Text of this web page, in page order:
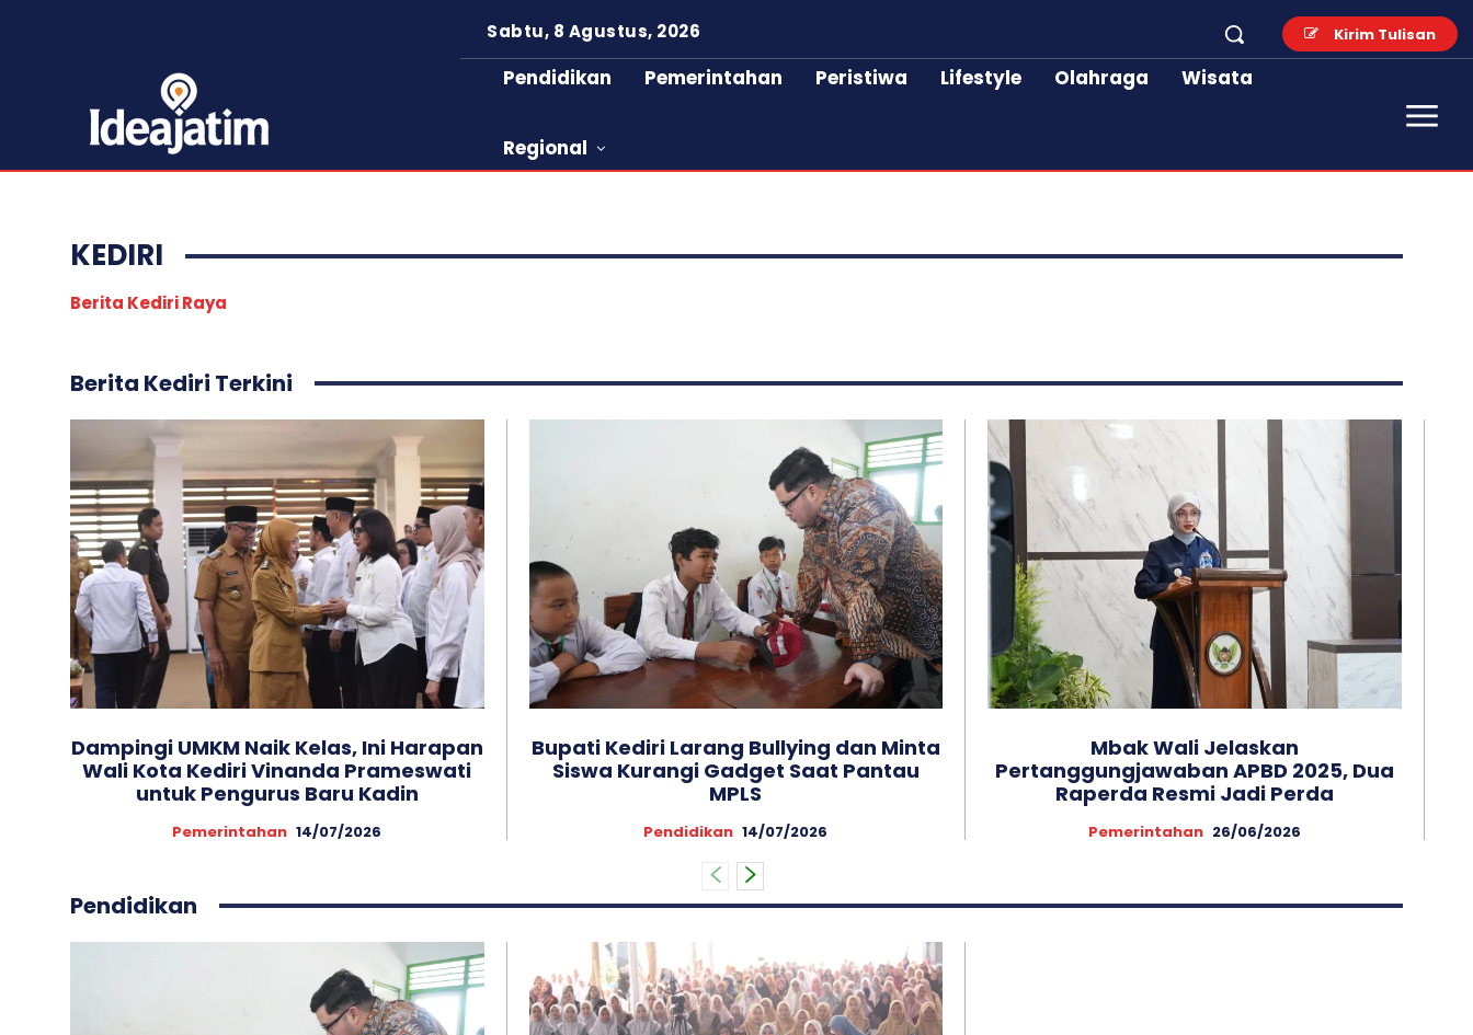
Kirim Tulisan
Sabtu, 8 Agustus, 2026
Pendidikan Pemerintahan Peristiwa Lifestyle Olahraga Wisata
Regional
KEDIRI
Berita Kediri Raya
Berita Kediri Terkini
Dampingi UMKM Naik Kelas, Ini Harapan
Wali Kota Kediri Vinanda Prameswati
untuk Pengurus Baru Kadin
Pemerintahan 14/07/2026
Bupati Kediri Larang Bullying dan Minta
Siswa Kurangi Gadget Saat Pantau
MPLS
Pendidikan 14/07/2026
Mbak Wali Jelaskan
Pertanggungjawaban APBD 2025, Dua
Raperda Resmi Jadi Perda
Pemerintahan 26/06/2026
Pendidikan